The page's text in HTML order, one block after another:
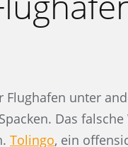
Flughafen unter
Das
Tolingo, ein